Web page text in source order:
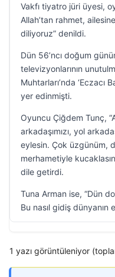
Vakfı tiyatro jüri üyesi,
Allah’tan rahmet,
diliyoruz” denildi.
Dün 56’ncı doğum
televizyonlarının
Muhtarları’nda ‘Eczacı
yer edinmişti.
Oyuncu Çiğdem Tunç,
arkadaşımızı, yol
eylesin. Çok üzgünüm,
merhametiyle
dile getirdi.
Tuna Arman ise, “Dün
Bu nasıl gidiş dünyanın
1 yazı görüntüleniyor